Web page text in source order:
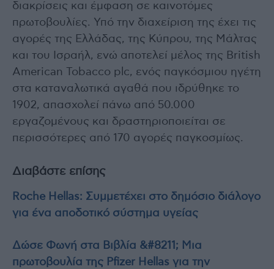
διακρίσεις και έμφαση σε καινοτόμες
πρωτοβουλίες. Υπό την διαχείριση της έχει τις
αγορές της Ελλάδας, της Κύπρου, της Μάλτας
και του Ισραήλ, ενώ αποτελεί μέλος της British
American Tobacco plc, ενός παγκόσμιου ηγέτη
στα καταναλωτικά αγαθά που ιδρύθηκε το
1902, απασχολεί πάνω από 50.000
εργαζομένους και δραστηριοποιείται σε
περισσότερες από 170 αγορές παγκοσμίως.
Διαβάστε επίσης
Roche Hellas: Συμμετέχει στο δημόσιο διάλογο
για ένα αποδοτικό σύστημα υγείας
Δώσε Φωνή στα Βιβλία &#8211; Μια
πρωτοβουλία της Pfizer Ηellas για την